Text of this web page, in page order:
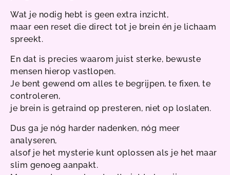
Wat je nodig hebt is geen extra inzicht,
maar een reset die direct tot je brein én je lichaam
spreekt.
En dat is precies waarom juist sterke, bewuste
mensen hierop vastlopen.
Je bent gewend om alles te begrijpen, te fixen, te
controleren,
je brein is getraind op presteren, niet op loslaten.
Dus ga je nóg harder nadenken, nóg meer
analyseren,
alsof je het mysterie kunt oplossen als je het maar
slim genoeg aanpakt.